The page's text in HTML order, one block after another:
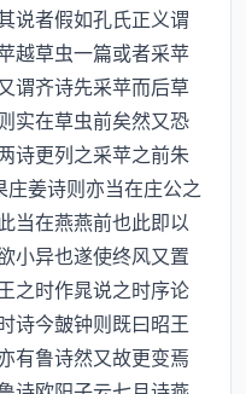
说者假如孔氏正义谓
越草虫一篇或者采苹
谓齐诗先采苹而后草
实在草虫前矣然又恐
诗更列之采苹之前朱
姜诗则亦当在庄公之
当在燕燕前也此即以
小异也遂使终风又置
之时作晁说之时序论
诗今皷钟则既曰昭王
有鲁诗然又故更变焉